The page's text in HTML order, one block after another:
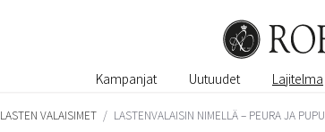
Kampanjat Uutuudet Lajitelma
LASTEN VALAISIMET / LASTENVALAISIN NIMELLÄ – PEURA JA PUPU